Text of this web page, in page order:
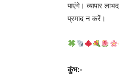
पाएंगे। व्यापार
प्रमाद न करें।
कुंभ:-